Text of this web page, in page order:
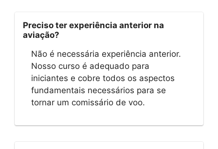
Preciso ter experiência anterior na
aviação?
Não é necessária experiência anterior.
Nosso curso é adequado para
iniciantes e cobre todos os aspectos
fundamentais necessários para se
tornar um comissário de voo.